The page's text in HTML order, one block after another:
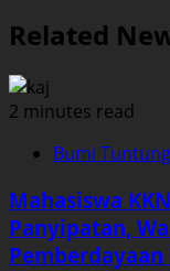
Related
2 minutes read
Bumi
Mahasiswa
Panyipatan,